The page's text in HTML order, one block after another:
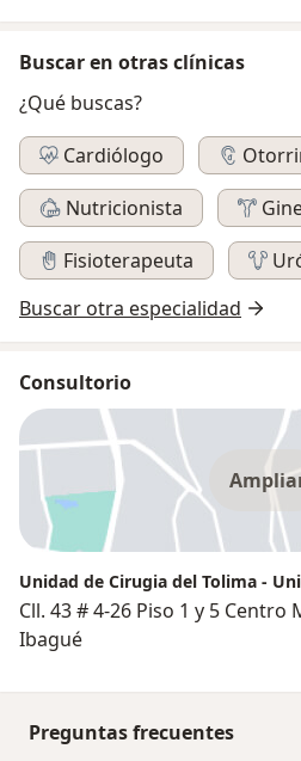
Buscar en otras clínicas
¿Qué buscas?
Cardiólogo
Nutricionista
Fisioterapeuta
Buscar otra especialidad
Consultorio
Unidad de Cirugia del Tolima -
Cll. 43 # 4-26 Piso 1 y 5 Centro
Ibagué
Preguntas frecuentes